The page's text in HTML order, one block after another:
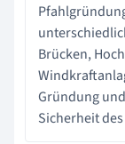
Brücken,
Gründung
Sicherheit